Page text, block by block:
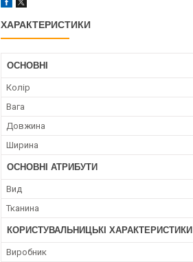
ХАРАКТЕРИСТИКИ
ОСНОВНІ
Колір
Вага
Довжина
Ширина
ОСНОВНІ АТРИБУТИ
Вид
Тканина
КОРИСТУВАЛЬНИЦЬКІ ХАРАКТЕРИСТИКИ
Виробник